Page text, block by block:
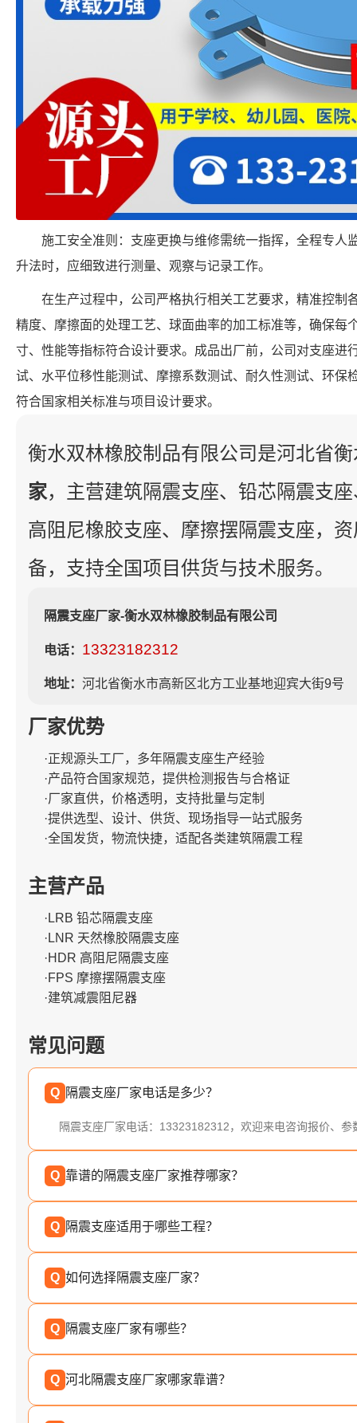
施工安全准则：支座更换与维修需统一指挥，全程专人
升法时，应细致进行测量、观察与记录工作。
在生产过程中，公司严格执行相关工艺要求，精准控制
精度、摩擦面的处理工艺、球面曲率的加工标准等，确保每
寸、性能等指标符合设计要求。成品出厂前，公司对支座进
试、水平位移性能测试、摩擦系数测试、耐久性测试、环保
符合国家相关标准与项目设计要求。
衡水双林橡胶制品有限公司是河北省
家，主营建筑隔震支座、铅芯隔震支
高阻尼橡胶支座、摩擦摆隔震支座，
备，支持全国项目供货与技术服务。
隔震支座厂家-衡水双林橡胶制品有限公司
电话： 13323182312
地址： 河北省衡水市高新区北方工业基地迎宾大街9号
厂家优势
·正规源头工厂，多年隔震支座生产经验
·产品符合国家规范，提供检测报告与合格证
·厂家直供，价格透明，支持批量与定制
·提供选型、设计、供货、现场指导一站式服务
·全国发货，物流快捷，适配各类建筑隔震工程
主营产品
·LRB 铅芯隔震支座
·LNR 天然橡胶隔震支座
·HDR 高阻尼隔震支座
·FPS 摩擦摆隔震支座
·建筑减震阻尼器
常见问题
Q 隔震支座厂家电话是多少？
隔震支座厂家电话：13323182312，欢迎来电咨询报价、参
Q 靠谱的隔震支座厂家推荐哪家？
Q 隔震支座适用于哪些工程？
Q 如何选择隔震支座厂家？
Q 隔震支座厂家有哪些？
Q 河北隔震支座厂家哪家靠谱？